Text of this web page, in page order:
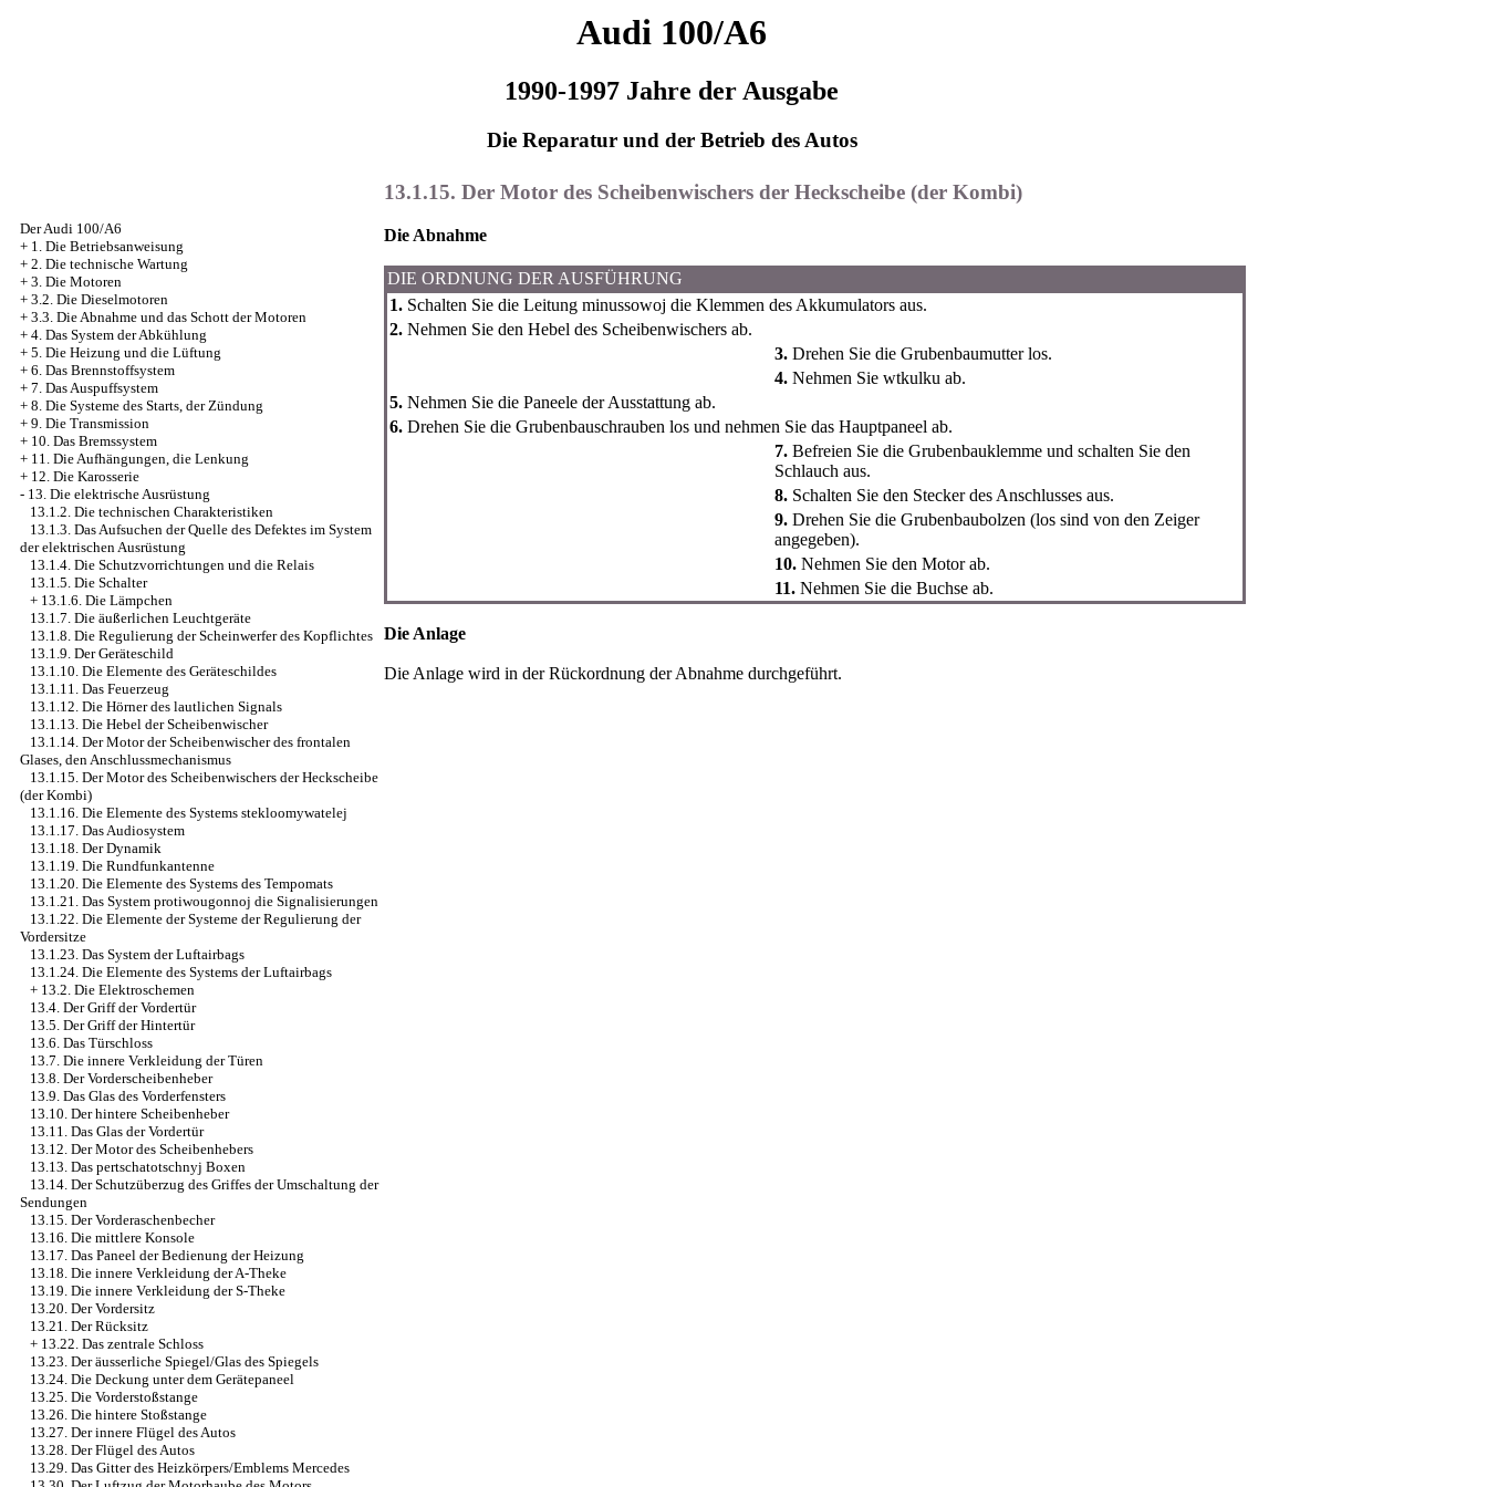
Audi 100/A6
1990-1997 Jahre der Ausgabe
Die Reparatur und der Betrieb des Autos
Der Audi 100/A6
+ 1. Die Betriebsanweisung
+ 2. Die technische Wartung
+ 3. Die Motoren
+ 3.2. Die Dieselmotoren
+ 3.3. Die Abnahme und das Schott der Motoren
+ 4. Das System der Abkühlung
+ 5. Die Heizung und die Lüftung
+ 6. Das Brennstoffsystem
+ 7. Das Auspuffsystem
+ 8. Die Systeme des Starts, der Zündung
+ 9. Die Transmission
+ 10. Das Bremssystem
+ 11. Die Aufhängungen, die Lenkung
+ 12. Die Karosserie
- 13. Die elektrische Ausrüstung
13.1.2. Die technischen Charakteristiken
13.1.3. Das Aufsuchen der Quelle des Defektes im System
der elektrischen Ausrüstung
13.1.4. Die Schutzvorrichtungen und die Relais
13.1.5. Die Schalter
+ 13.1.6. Die Lämpchen
13.1.7. Die äußerlichen Leuchtgeräte
13.1.8. Die Regulierung der Scheinwerfer des Kopflichtes
13.1.9. Der Geräteschild
13.1.10. Die Elemente des Geräteschildes
13.1.11. Das Feuerzeug
13.1.12. Die Hörner des lautlichen Signals
13.1.13. Die Hebel der Scheibenwischer
13.1.14. Der Motor der Scheibenwischer des frontalen
Glases, den Anschlussmechanismus
13.1.15. Der Motor des Scheibenwischers der Heckscheibe
(der Kombi)
13.1.16. Die Elemente des Systems stekloomywatelej
13.1.17. Das Audiosystem
13.1.18. Der Dynamik
13.1.19. Die Rundfunkantenne
13.1.20. Die Elemente des Systems des Tempomats
13.1.21. Das System protiwougonnoj die Signalisierungen
13.1.22. Die Elemente der Systeme der Regulierung der
Vordersitze
13.1.23. Das System der Luftairbags
13.1.24. Die Elemente des Systems der Luftairbags
+ 13.2. Die Elektroschemen
13.4. Der Griff der Vordertür
13.5. Der Griff der Hintertür
13.6. Das Türschloss
13.7. Die innere Verkleidung der Türen
13.8. Der Vorderscheibenheber
13.9. Das Glas des Vorderfensters
13.10. Der hintere Scheibenheber
13.11. Das Glas der Vordertür
13.12. Der Motor des Scheibenhebers
13.13. Das pertschatotschnyj Boxen
13.14. Der Schutzüberzug des Griffes der Umschaltung der
Sendungen
13.15. Der Vorderaschenbecher
13.16. Die mittlere Konsole
13.17. Das Paneel der Bedienung der Heizung
13.18. Die innere Verkleidung der A-Theke
13.19. Die innere Verkleidung der S-Theke
13.20. Der Vordersitz
13.21. Der Rücksitz
+ 13.22. Das zentrale Schloss
13.23. Der äusserliche Spiegel/Glas des Spiegels
13.24. Die Deckung unter dem Gerätepaneel
13.25. Die Vorderstoßstange
13.26. Die hintere Stoßstange
13.27. Der innere Flügel des Autos
13.28. Der Flügel des Autos
13.29. Das Gitter des Heizkörpers/Emblems Mercedes
13.1.15. Der Motor des Scheibenwischers der Heckscheibe (der Kombi)
Die Abnahme
DIE ORDNUNG DER AUSFÜHRUNG
1. Schalten Sie die Leitung minussowoj die Klemmen des Akkumulators aus.
2. Nehmen Sie den Hebel des Scheibenwischers ab.
3. Drehen Sie die Grubenbaumutter los.
4. Nehmen Sie wtkulku ab.
5. Nehmen Sie die Paneele der Ausstattung ab.
6. Drehen Sie die Grubenbauschrauben los und nehmen Sie das Hauptpaneel ab.
7. Befreien Sie die Grubenbauklemme und schalten Sie den
Schlauch aus.
8. Schalten Sie den Stecker des Anschlusses aus.
9. Drehen Sie die Grubenbaubolzen (los sind von den Zeiger
angegeben).
10. Nehmen Sie den Motor ab.
11. Nehmen Sie die Buchse ab.
Die Anlage
Die Anlage wird in der Rückordnung der Abnahme durchgeführt.